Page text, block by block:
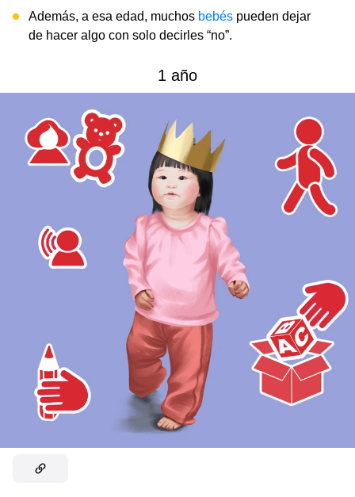
Además, a esa edad, muchos bebés pueden dejar
de hacer algo con solo decirles “no”.
1 año